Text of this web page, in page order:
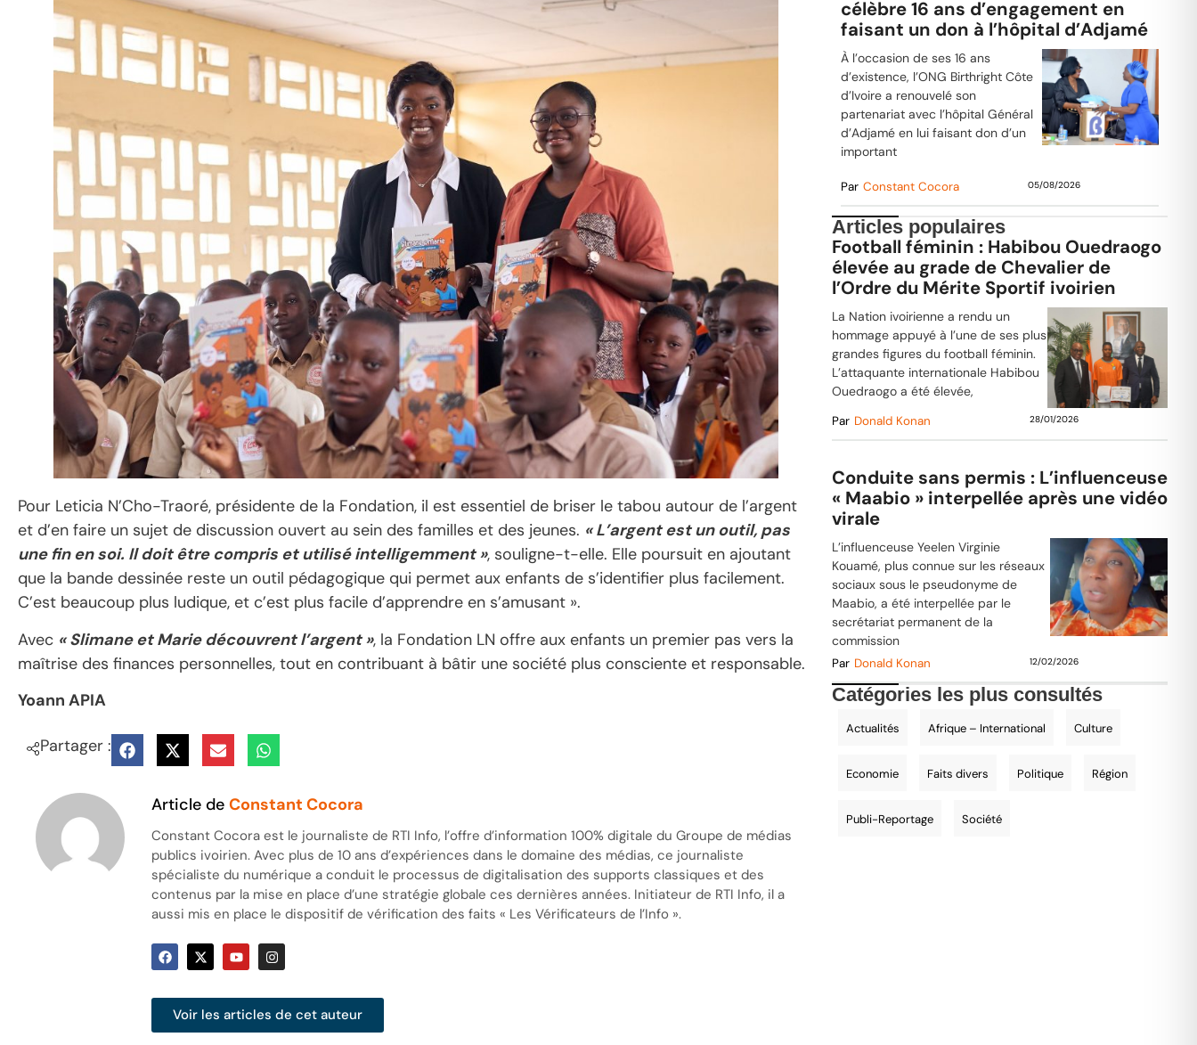
Pour Leticia N’Cho-Traoré, présidente de la Fondation, il est essentiel de briser le tabou autour de l’argent
et d’en faire un sujet de discussion ouvert au sein des familles et des jeunes. « L’argent est un outil, pas
une fin en soi. Il doit être compris et utilisé intelligemment », souligne-t-elle. Elle poursuit en ajoutant
que la bande dessinée reste un outil pédagogique qui permet aux enfants de s’identifier plus facilement.
C’est beaucoup plus ludique, et c’est plus facile d’apprendre en s’amusant ».
Avec « Slimane et Marie découvrent l’argent », la Fondation LN offre aux enfants un premier pas vers la
maîtrise des finances personnelles, tout en contribuant à bâtir une société plus consciente et responsable.
Yoann APIA
Partager :
Article deConstant Cocora
Constant Cocora est le journaliste de RTI Info, l’offre d’information 100% digitale du Groupe de médias
publics ivoirien. Avec plus de 10 ans d’expériences dans le domaine des médias, ce journaliste
spécialiste du numérique a conduit le processus de digitalisation des supports classiques et des
contenus par la mise en place d’une stratégie globale ces dernières années. Initiateur de RTI Info, il a
aussi mis en place le dispositif de vérification des faits « Les Vérificateurs de l’Info ».
Voir les articles de cet auteur
célèbre 16 ans d’engagement en
faisant un don à l’hôpital d’Adjamé
À l’occasion de ses 16 ans
d’existence, l’ONG Birthright Côte
d’Ivoire a renouvelé son
partenariat avec l’hôpital Général
d’Adjamé en lui faisant don d’un
important
Par Constant Cocora 05/08/2026
Articles populaires
Football féminin : Habibou Ouedraogo
élevée au grade de Chevalier de
l’Ordre du Mérite Sportif ivoirien
La Nation ivoirienne a rendu un
hommage appuyé à l’une de ses plus
grandes figures du football féminin.
L’attaquante internationale Habibou
Ouedraogo a été élevée,
Par Donald Konan 28/01/2026
Conduite sans permis : L’influenceuse
« Maabio » interpellée après une vidéo
virale
L’influenceuse Yeelen Virginie
Kouamé, plus connue sur les réseaux
sociaux sous le pseudonyme de
Maabio, a été interpellée par le
secrétariat permanent de la
commission
Par Donald Konan 12/02/2026
Catégories les plus consultés
Actualités Afrique – International Culture
Economie Faits divers Politique Région
Publi-Reportage Société